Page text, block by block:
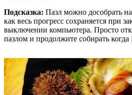
Подсказка: Пазл можно дособрать
как весь прогресс сохраняется при
выключении компьютера. Просто
пазлом и продолжите собирать когда